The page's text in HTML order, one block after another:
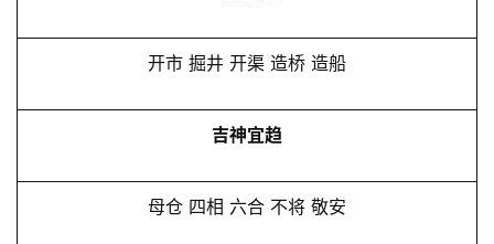
开市 掘井 开渠 造桥 造船
吉神宜趋
母仓 四相 六合 不将 敬安